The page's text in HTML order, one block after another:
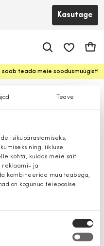
Teave
isikupärastamiseks,
ning liikluse
kohta, kuidas meie saiti
reklaami- ja
kombineerida muu teabega,
on kogunud teiepoolse
Kasutage
saab teada meie soodusmüügist!